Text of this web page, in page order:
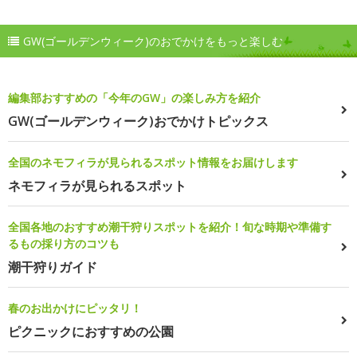
GW(ゴールデンウィーク)のおでかけをもっと楽しむ
編集部おすすめの「今年のGW」の楽しみ方を紹介
GW(ゴールデンウィーク)おでかけトピックス
全国のネモフィラが見られるスポット情報をお届けします
ネモフィラが見られるスポット
全国各地のおすすめ潮干狩りスポットを紹介！旬な時期や準備す
るもの採り方のコツも
潮干狩りガイド
春のお出かけにピッタリ！
ピクニックにおすすめの公園